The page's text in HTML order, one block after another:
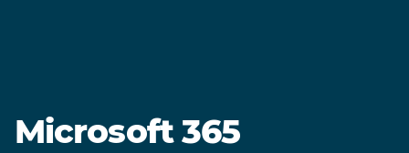
Microsoft 365